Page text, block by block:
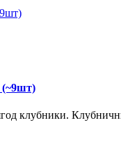
(~9шт)
клубники.